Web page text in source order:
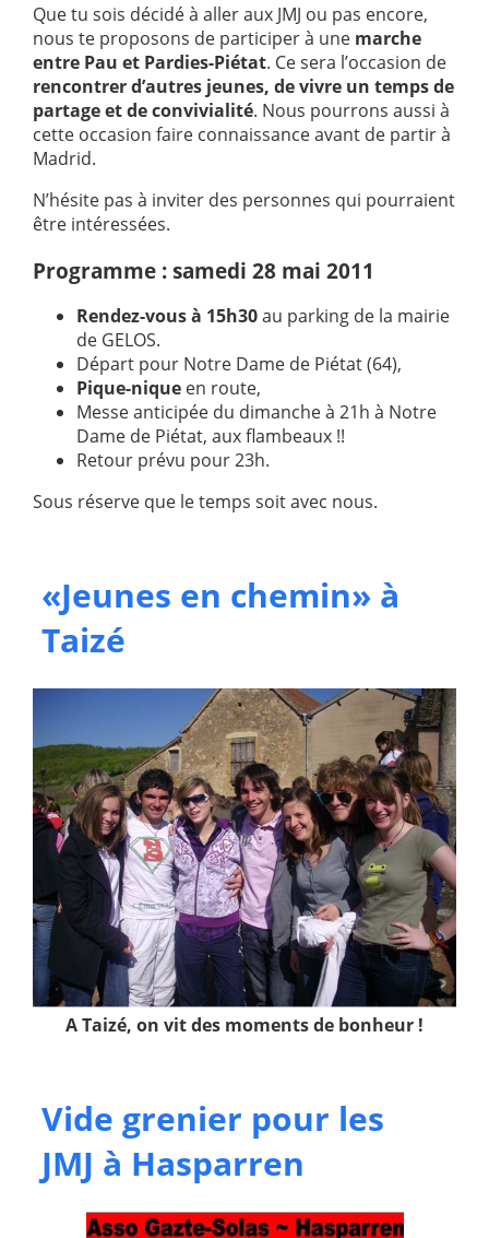
Que tu sois décidé à aller aux JMJ ou pas encore,
nous te proposons de participer à une marche
entre Pau et Pardies-Piétat. Ce sera l’occasion de
rencontrer d’autres jeunes, de vivre un temps de
partage et de convivialité. Nous pourrons aussi à
cette occasion faire connaissance avant de partir à
Madrid.
N’hésite pas à inviter des personnes qui pourraient
être intéressées.
Programme : samedi 28 mai 2011
Rendez-vous à 15h30au parking de la mairie
de GELOS.
Départ pour Notre Dame de Piétat (64),
Pique-nique en route,
Messe anticipée du dimanche à 21h à Notre
Dame de Piétat, aux flambeaux !!
Retour prévu pour 23h.
Sous réserve que le temps soit avec nous.
«Jeunes en chemin» à
Taizé
A Taizé, on vit des moments de bonheur !
Vide grenier pour les
JMJ à Hasparren